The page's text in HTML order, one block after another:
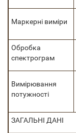
Маркерні виміри
Обробка
спектрограм
Вимірювання
потужності
ЗАГАЛЬНІ ДАНІ